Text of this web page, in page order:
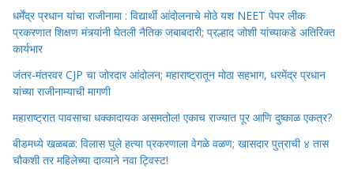
धर्मेंद्र प्रधान यांचा राजीनामा : विद्यार्थी आंदोलनाचे मोठे यश NEET पेपर लीक
प्रकरणात शिक्षण मंत्र्यांनी घेतली नैतिक जबाबदारी; प्रल्हाद जोशी यांच्याकडे अतिरिक्त
कार्यभार
जंतर-मंतरवर CJP चा जोरदार आंदोलन; महाराष्ट्रातून मोठा सहभाग, धरमेंद्र प्रधान
यांच्या राजीनाम्याची मागणी
महाराष्ट्रात पावसाचा धक्कादायक असमतोल! एकाच राज्यात पूर आणि दुष्काळ एकत्र?
बीडमध्ये खळबळ: विलास घुले हत्या प्रकरणाला वेगळे वळण; खासदार पुत्राची ४ तास
चौकशी तर महिलेच्या दाव्याने नवा ट्विस्ट!